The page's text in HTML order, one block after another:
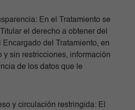
En el Tratamiento se
el derecho a obtener del
del Tratamiento, en
y sin restricciones, información
de los datos que le
y circulación restringida: El